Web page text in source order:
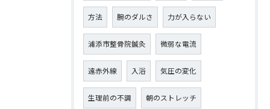
方法 腕のダルさ 力が入らない
浦添市整骨院鍼灸 微弱な電流
遠赤外線 入浴 気圧の変化
生理前の不調 朝のストレッチ